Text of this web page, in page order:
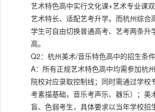
艺术特色高中实行文化课+艺术专业课
艺术特长、适配艺考升学。而杭州综合
学生可自由切换普通高考、艺考两条升
高。
Q2：杭州美术/音乐特色高中的招生条件
A：所有正规艺术特色高中均需参加杭
院校对应录取控制线；同时需通过学校
考素描基础，音乐考声乐、器乐）；美
盲、色弱考生，具体要求以当年学校招